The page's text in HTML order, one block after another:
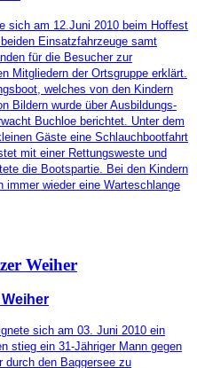
sich am 12.Juni 2010 beim Hoffest
Einsatzfahrzeuge samt
für die Besucher zur
Mitgliedern der Ortsgruppe erklärt.
welches von den Kindern
Bildern wurde über Ausbildungs-
Buchloe berichtet. Unter dem
Gäste eine Schlauchbootfahrt
mit einer Rettungsweste und
die Bootspartie. Bei den Kindern
wieder eine Warteschlange
Weiher
sich am 03. Juni 2010 ein
stieg ein 31-Jähriger Mann gegen
durch den Baggersee zu